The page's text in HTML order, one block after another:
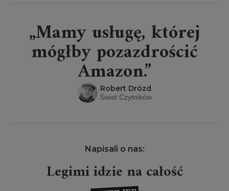
„Mamy usługę, której
mógłby pozazdrościć
Amazon.”
Robert Drózd
Świat Czytników
Napisali o nas:
Legimi idzie na całość